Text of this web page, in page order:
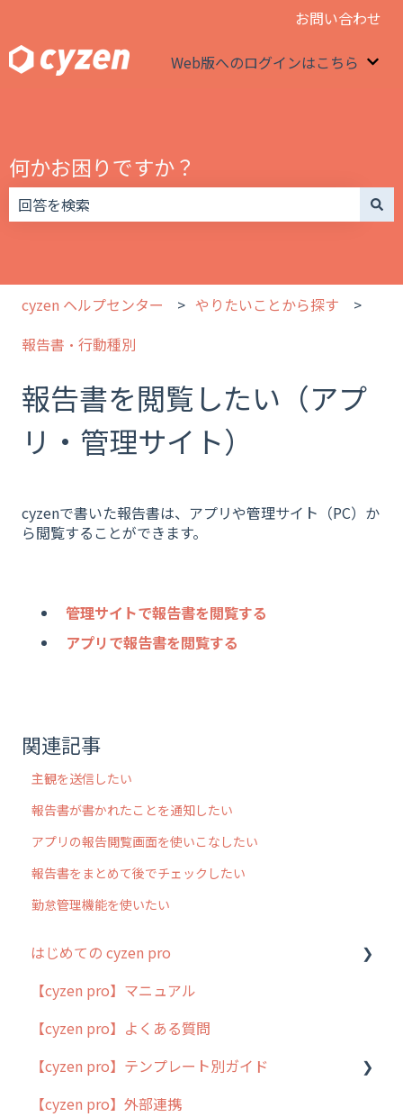
お問い合わせ
Web版へのログインはこちら
何かお困りですか？
cyzen ヘルプセンター
やりたいことから探す
報告書・行動種別
報告書を閲覧したい（アプ
リ・管理サイト）
cyzenで書いた報告書は、アプリや管理サイト（PC）か
ら閲覧することができます。
管理サイトで報告書を閲覧する
アプリで報告書を閲覧する
関連記事
主観を送信したい
報告書が書かれたことを通知したい
アプリの報告閲覧画面を使いこなしたい
報告書をまとめて後でチェックしたい
勤怠管理機能を使いたい
はじめての cyzen pro
cyzen pro とは？
簡易マニュアル
cyzen proの位置情報取得について
用語集
【cyzen pro】マニュアル
【cyzen pro】よくある質問
【cyzen pro】テンプレート別ガイド
ポスティング
【cyzen pro】外部連携